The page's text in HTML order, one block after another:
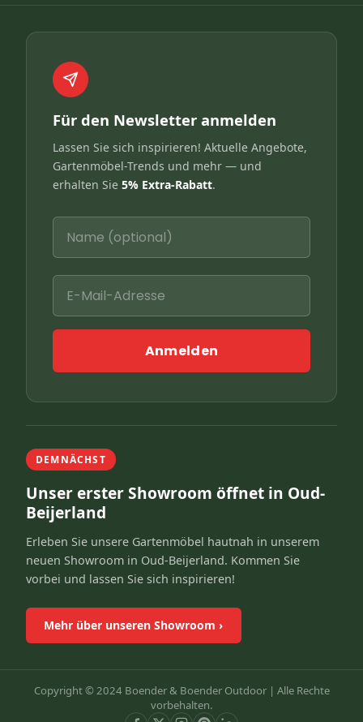
Für den Newsletter anmelden
Lassen Sie sich inspirieren! Aktuelle Angebote,
Gartenmöbel-Trends und mehr — und
erhalten Sie 5% Extra-Rabatt.
Anmelden
DEMNÄCHST
Unser erster Showroom öffnet in Oud-
Beijerland
Erleben Sie unsere Gartenmöbel hautnah in unserem
neuen Showroom in Oud-Beijerland. Kommen Sie
vorbei und lassen Sie sich inspirieren!
Mehr über unseren Showroom ›
Copyright © 2024 Boender & Boender Outdoor | Alle Rechte
vorbehalten.